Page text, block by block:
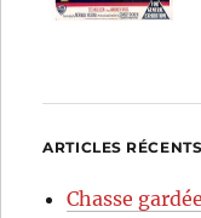
ARTICLES RÉCENTS
Chasse